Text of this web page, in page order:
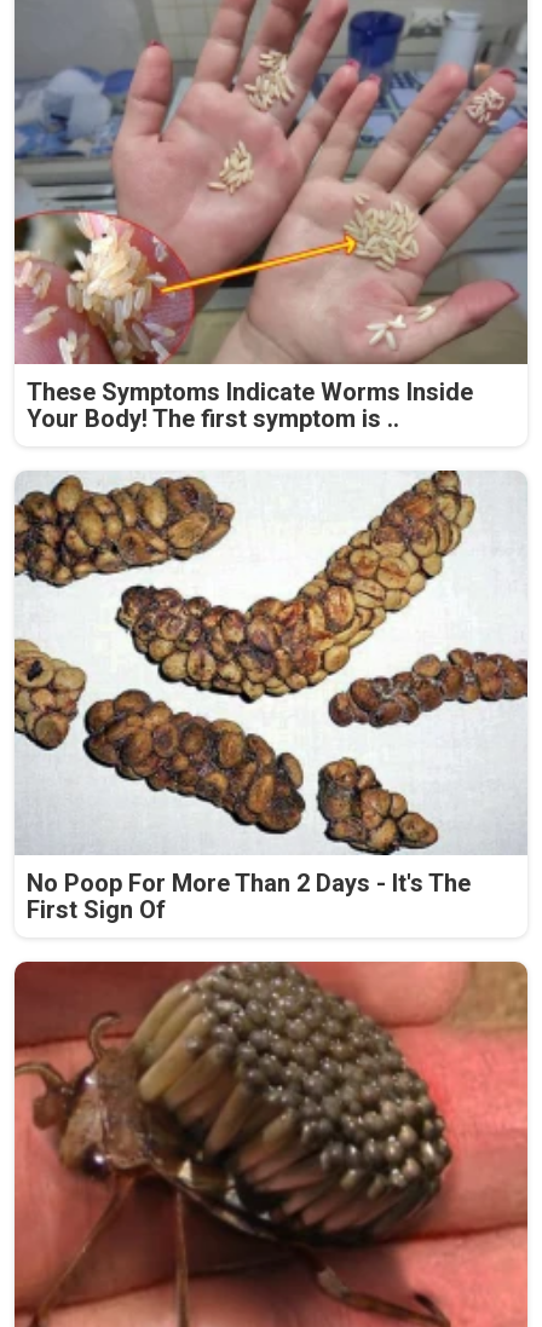
These Symptoms Indicate Worms Inside
Your Body! The first symptom is ..
No Poop For More Than 2 Days - It's The
First Sign Of